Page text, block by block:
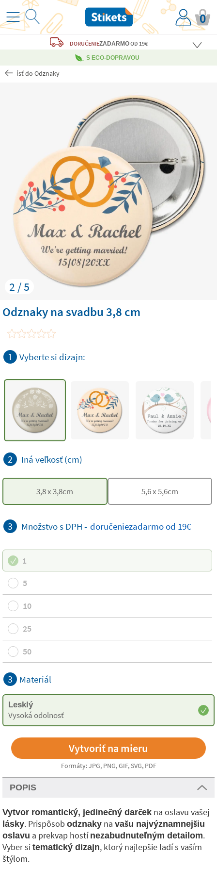
0
DORUČENIEZADARMOOD 19€
S ECO-DOPRAVOU
Ísť do Odznaky
2 / 5
Odznaky na svadbu 3,8 cm
1 Vyberte si dizajn:
2 Iná veľkosť (cm)
3,8x3,8cm 5,6x5,6cm
3 Množstvo s DPH - doručeniezadarmood 19€
1
5
10
25
50
3 Materiál
Lesklý
Vysoká odolnosť
Formáty: JPG, PNG, GIF, SVG, PDF
POPIS
Vytvor romantický, jedinečný darček na oslavu vašej
lásky. Prispôsob odznaky na vašu najvýznamnejšiu
oslavu a prekvap hostí nezabudnuteľným detailom.
Vyber si tematický dizajn, ktorý najlepšie ladí s vaším
štýlom.